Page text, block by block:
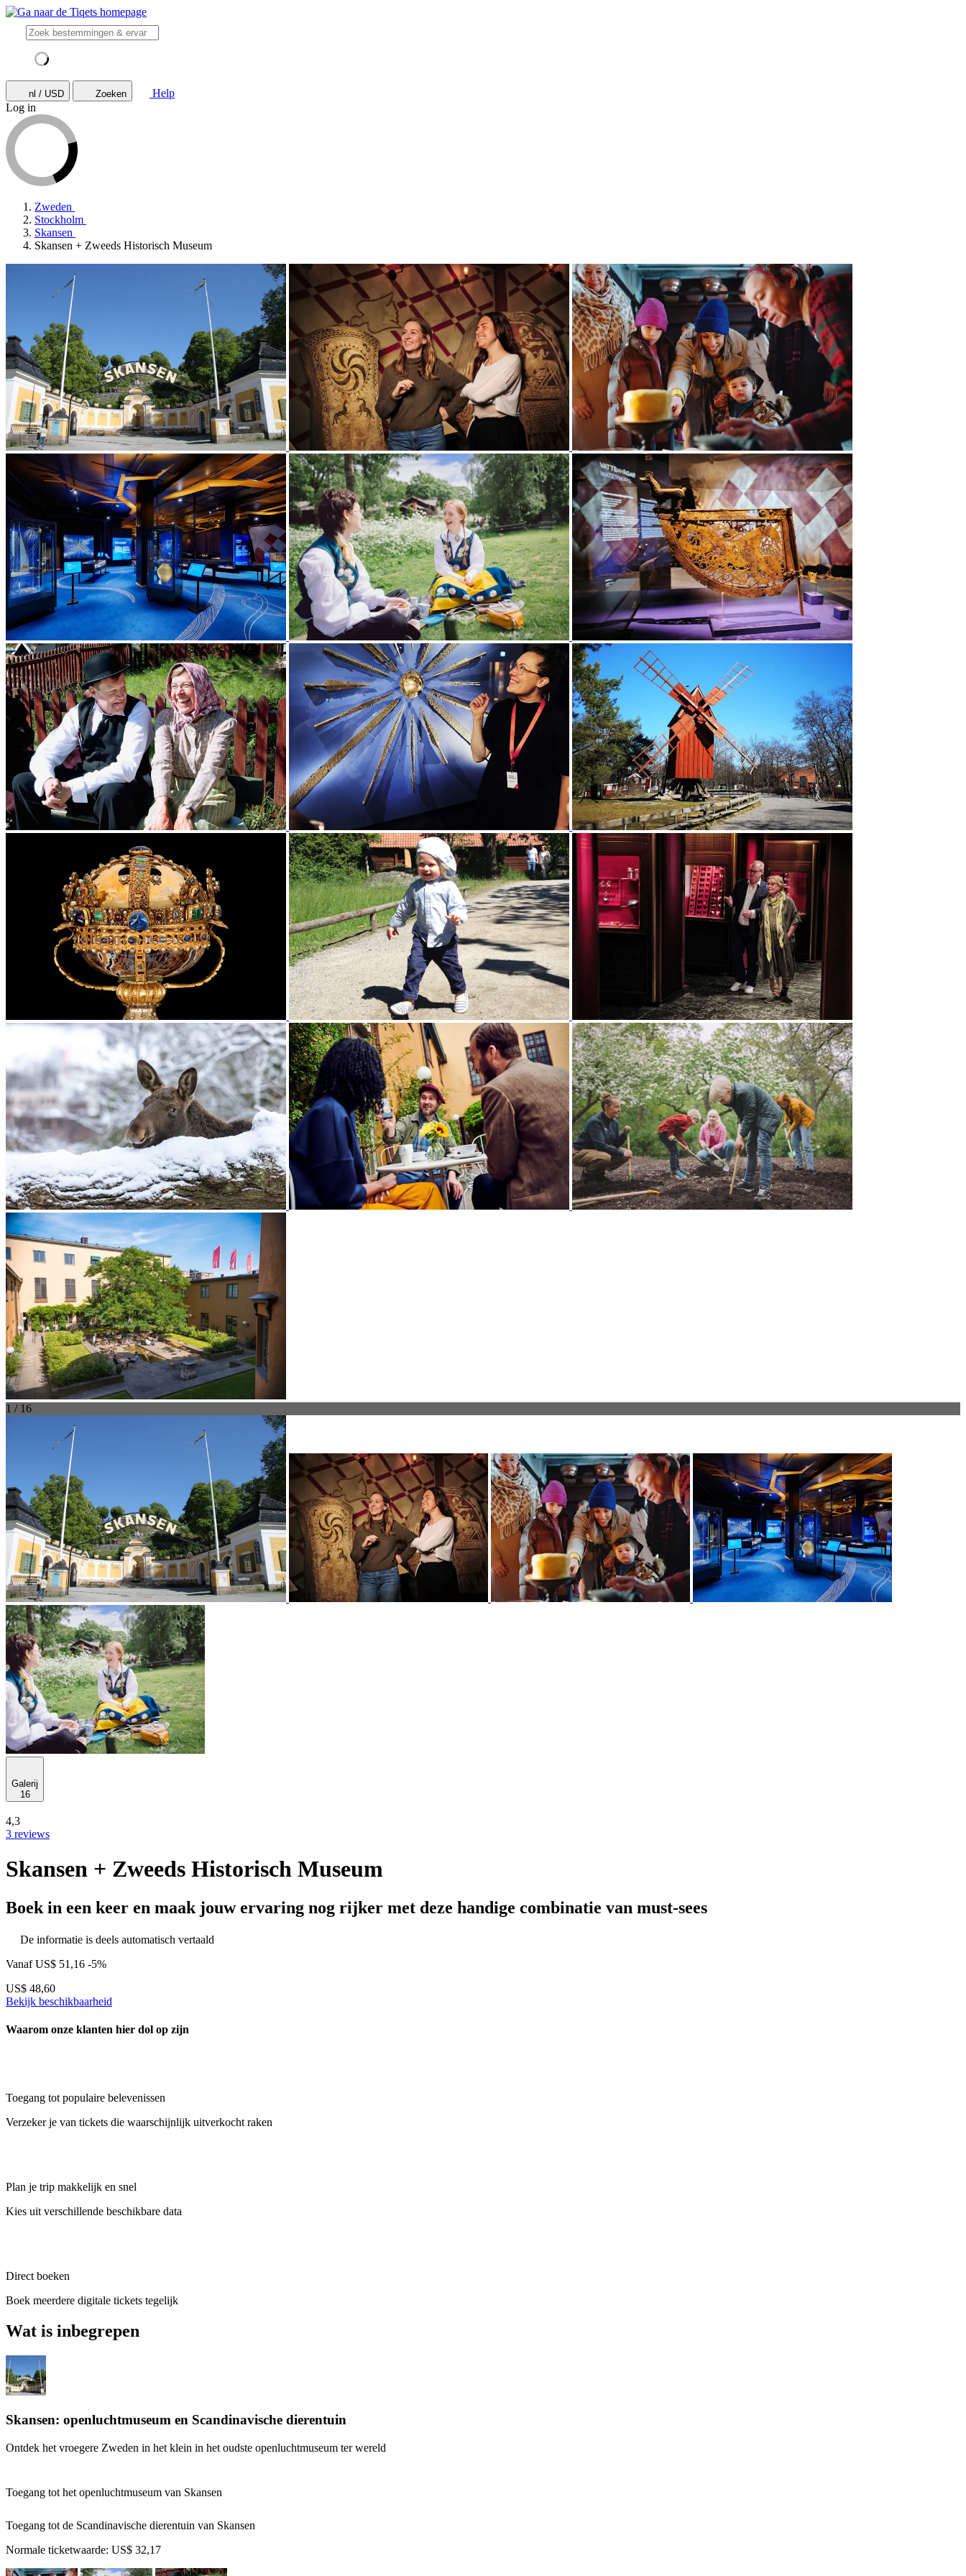
nl / USD Zoeken
Help
Log in
Zweden
Stockholm
Skansen
Skansen + Zweeds Historisch Museum
1 / 16
Galerij
16
4,3
3 reviews
Skansen + Zweeds Historisch Museum
Boek in een keer en maak jouw ervaring nog rijker met deze handige combinatie van must-sees
De informatie is deels automatisch vertaald
VanafUS$ 51,16 -5%
US$ 48,60
Bekijk beschikbaarheid
Waarom onze klanten hier dol op zijn
Toegang tot populaire belevenissen
Verzeker je van tickets die waarschijnlijk uitverkocht raken
Plan je trip makkelijk en snel
Kies uit verschillende beschikbare data
Direct boeken
Boek meerdere digitale tickets tegelijk
Wat is inbegrepen
Skansen: openluchtmuseum en Scandinavische dierentuin
Ontdek het vroegere Zweden in het klein in het oudste openluchtmuseum ter wereld
Toegang tot het openluchtmuseum van Skansen
Toegang tot de Scandinavische dierentuin van Skansen
Normale ticketwaarde: US$ 32,17